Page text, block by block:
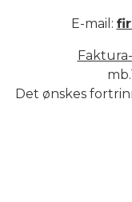
E-mail:
Det ønskes